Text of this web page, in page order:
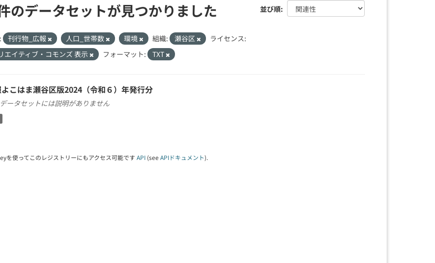
並び順
のデータセットが見つかりました
刊行物_広報 人口_世帯数 環境 組織: 瀬谷区
ライセンス:
エイティブ・コモンズ 表示
フォーマット: TXT
こはま瀬谷区版2024（令和６）年発行分
ータセットには説明がありません
を使ってこのレジストリーにもアクセス可能です API (see APIドキュメント).